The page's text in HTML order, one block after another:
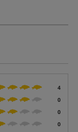
4
0
0
0